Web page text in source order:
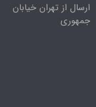
ارسال از تهران خیابان
جمهوری